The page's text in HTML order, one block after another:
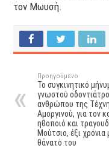
τον Μωυσή.
Προηγούμενο
Το συγκινητικό
γνωστού
ανθρώπου της
Αμοργινού, για τον
ηθοποιό και
Μούτσιο, έξι χρόνια
θάνατό του